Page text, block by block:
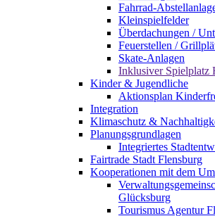
Fahrrad-
Kleinspielfelder
Überdachungen /
Feuerstellen /
Skate-Anlagen
Inklusiver Spielplatz
Kinder & Jugendliche
Aktionsplan
Integration
Klimaschutz &
Planungsgrundlagen
Integriertes
Fairtrade Stadt Flensburg
Kooperationen mit dem
Glücksburg
Tourismus Agentur